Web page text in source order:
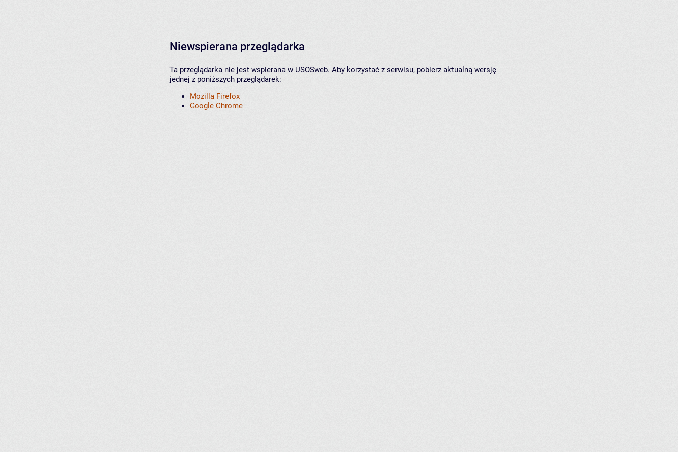
Niewspierana przeglądarka
Ta przeglądarka nie jest wspierana w USOSweb. Aby korzystać z serwisu, pobierz aktualną wersję
jednej z poniższych przeglądarek:
Mozilla Firefox
Google Chrome